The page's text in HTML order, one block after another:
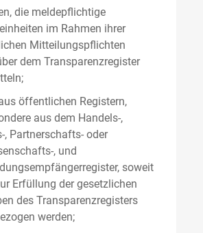
die meldepflichtige
im Rahmen ihrer
Mitteilungspflichten
dem Transparenzregister
öffentlichen Registern,
aus dem Handels-,
, Partnerschafts- oder
, und
soweit
Erfüllung der gesetzlichen
des Transparenzregisters
werden;